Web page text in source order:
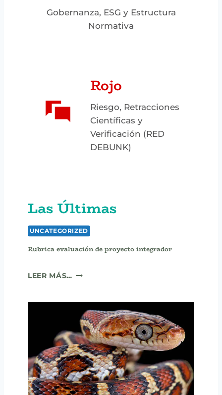
Gobernanza, ESG y Estructura
Normativa
Rojo
Riesgo, Retracciones
Científicas y
Verificación (RED
DEBUNK)
Las Últimas
UNCATEGORIZED
Rubrica evaluación de proyecto integrador
LEER MÁS… R
R
A
E
V
A
L
U